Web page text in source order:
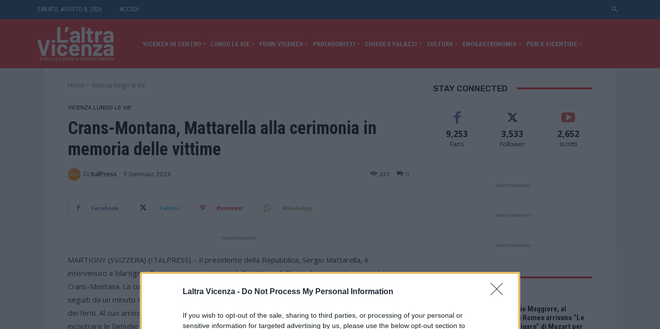
Laltra Vicenza - Do Not Process My Personal Information
If you wish to opt-out of the sale, sharing to third parties, or processing of your personal or
sensitive information for targeted advertising by us, please use the below opt-out section to
SABATO, AGOSTO 8, 2026 ACCEDI
VICENZA IN CENTRO LUNGO LE VIE FUORI VICENZA PROTAGONISTI CHIESE E PALAZZI CULTURA ENOGASTRONOMIA PERLE VICENTINE
Home Vicenza lungo le vie
VICENZA LUNGO LE VIE
Crans-Montana, Mattarella alla cerimonia in
memoria delle vittime
Di ItalPress 9 Gennaio 2026 0
227
Facebook Twitter Pinterest WhatsApp
- Advertisement -
MARTIGNY (SVIZZERA) (ITALPRESS) – Il presidente della Repubblica, Sergio Mattarella, è
intervenuto a Martigny alla cerimonia in memoria delle vittime dell’incendio avvenuto a capodanno a
Crans-Montana. La commemorazione è iniziata con i rintocchi delle campane in tutta la Svizzera,
seguiti da un minuto di silenzio, ed è terminata con la deposizione di una rosa in onore delle vittime e
dei feriti. Al suo arrivo in Svizzera, il capo dello Stato ha voluto far tappa all’ospedale di Zurigo per
incontrare le famiglie di due dei ragazzi italiani rimasti feriti nella strage. Il presidente Mattarella si è
STAY CONNECTED
9,253
Fans
3,533
Follower
2,652
Iscritti
- Advertisement -
- Advertisement -
- Advertisement -
Montecchio Maggiore, al
Castello di Romeo arrivano “Le
nozze di Figaro” di Mozart per